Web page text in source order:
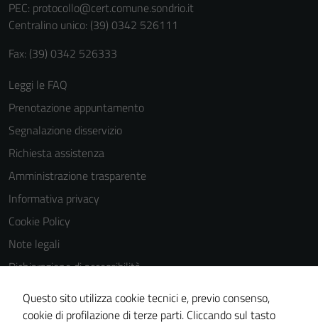
PEC: protocollo@cert.comune.sondrio.it
Centralino unico: (39) 0342 526111
Fax: (39) 0342 526333
Leggi le FAQ
Prenotazione appuntamento
Segnalazione disservizio
Richiesta assistenza
Amministrazione trasparente
Informativa privacy
Cookie Policy
Note legali
Dichiarazione di accessibilità
Dichiarazione di accessibilità Servizi
Whistleblowing
Questo sito utilizza cookie tecnici e, previo consenso,
cookie di profilazione di terze parti. Cliccando sul tasto
personali.